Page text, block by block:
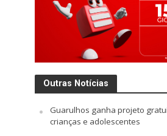
Outras Notícias
Guarulhos ganha projeto
crianças e adolescentes